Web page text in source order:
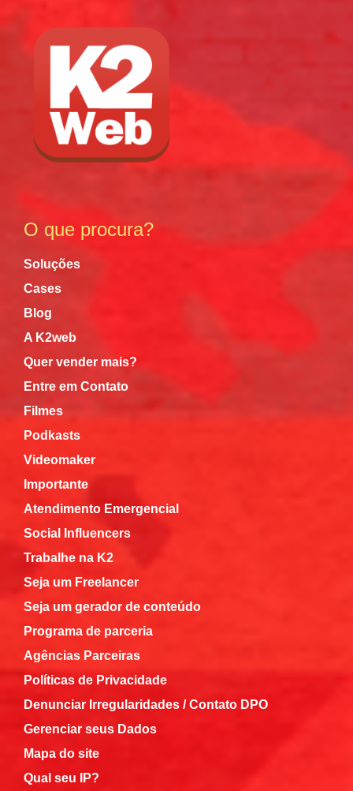
O que procura?
Soluções
Cases
Blog
A K2web
Quer vender mais?
Entre em Contato
Filmes
Podkasts
Videomaker
Importante
Atendimento Emergencial
Social Influencers
Trabalhe na K2
Seja um Freelancer
Seja um gerador de conteúdo
Programa de parceria
Agências Parceiras
Políticas de Privacidade
Denunciar Irregularidades / Contato DPO
Gerenciar seus Dados
Mapa do site
Qual seu IP?